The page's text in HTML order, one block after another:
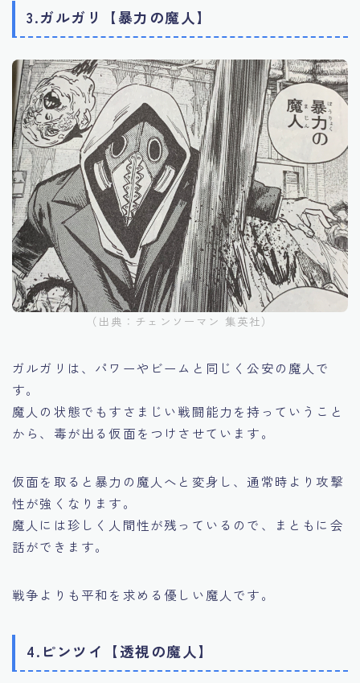
3.ガルガリ【暴力の魔人】
（出典：チェンソーマン 集英社）
ガルガリは、パワーやビームと同じく公安の魔人で
す。
魔人の状態でもすさまじい戦闘能力を持っていうこと
から、毒が出る仮面をつけさせています。
仮面を取ると暴力の魔人へと変身し、通常時より攻撃
性が強くなります。
魔人には珍しく人間性が残っているので、まともに会
話ができます。
戦争よりも平和を求める優しい魔人です。
4.ピンツイ【透視の魔人】